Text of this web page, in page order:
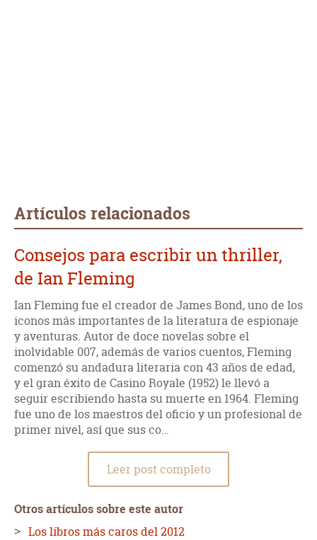
Artículos relacionados
Consejos para escribir un thriller,
de Ian Fleming
Ian Fleming fue el creador de James Bond, uno de los
iconos más importantes de la literatura de espionaje
y aventuras. Autor de doce novelas sobre el
inolvidable 007, además de varios cuentos, Fleming
comenzó su andadura literaria con 43 años de edad,
y el gran éxito de Casino Royale (1952) le llevó a
seguir escribiendo hasta su muerte en 1964. Fleming
fue uno de los maestros del oficio y un profesional de
primer nivel, así que sus co…
Leer post completo
Otros artículos sobre este autor
Los libros más caros del 2012